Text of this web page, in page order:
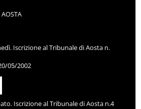
Iscrizione al Tribunale di Aosta n.
05/2002
Iscrizione al Tribunale di Aosta n.4